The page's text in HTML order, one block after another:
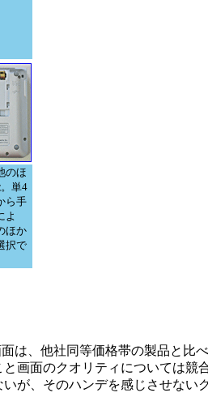
のほ
単4
ら手
よ
ほか
択で
は、他社同等価格帯の製品と比
画面のクオリティについては競
が、そのハンデを感じさせない